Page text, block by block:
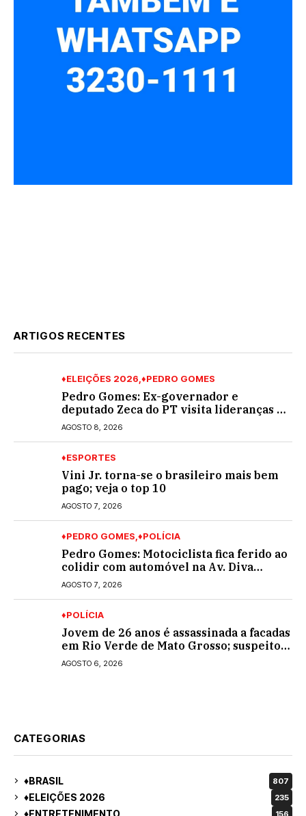
ARTIGOS RECENTES
♦ELEIÇÕES 2026 ♦PEDRO GOMES
Pedro Gomes: Ex-governador e
deputado Zeca do PT visita lideranças do
partido na cidade; buscará a reeleição
AGOSTO 8, 2026
♦ESPORTES
Vini Jr. torna-se o brasileiro mais bem
pago; veja o top 10
AGOSTO 7, 2026
♦PEDRO GOMES ♦POLÍCIA
Pedro Gomes: Motociclista fica ferido ao
colidir com automóvel na Av. Diva
Araújo; ele não tinha CNH
AGOSTO 7, 2026
♦POLÍCIA
Jovem de 26 anos é assassinada a facadas
em Rio Verde de Mato Grosso; suspeito é
procurado
AGOSTO 6, 2026
CATEGORIAS
♦BRASIL 807
♦ELEIÇÕES 2026 235
♦ENTRETENIMENTO 156